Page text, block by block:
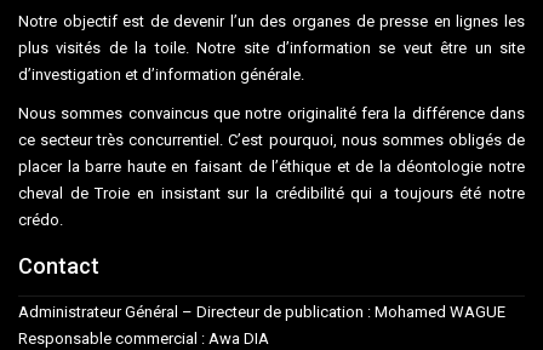
Notre objectif est de devenir l’un des organes de presse en lignes les
plus visités de la toile. Notre site d’information se veut être un site
d’investigation et d’information générale.
Nous sommes convaincus que notre originalité fera la différence dans
ce secteur très concurrentiel. C’est pourquoi, nous sommes obligés de
placer la barre haute en faisant de l’éthique et de la déontologie notre
cheval de Troie en insistant sur la crédibilité qui a toujours été notre
crédo.
Contact
Administrateur Général – Directeur de publication : Mohamed WAGUE
Responsable commercial : Awa DIA